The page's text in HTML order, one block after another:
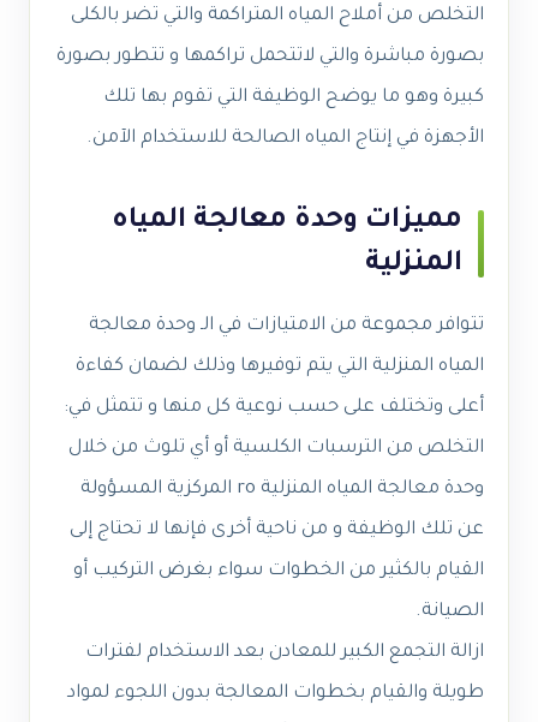
التخلص من أملاح المياه المتراكمة والتي تضر بالكلى
بصورة مباشرة والتي لاتتحمل تراكمها و تتطور بصورة
كبيرة وهو ما يوضح الوظيفة التي تقوم بها تلك
الأجهزة في إنتاج المياه الصالحة للاستخدام الآمن.
مميزات وحدة معالجة المياه
المنزلية
تتوافر مجموعة من الامتيازات في الـ وحدة معالجة
المياه المنزلية التي يتم توفيرها وذلك لضمان كفاءة
أعلى وتختلف على حسب نوعية كل منها و تتمثل في:
التخلص من الترسبات الكلسية أو أي تلوث من خلال
وحدة معالجة المياه المنزلية ro المركزية المسؤولة
عن تلك الوظيفة و من ناحية أخرى فإنها لا تحتاج إلى
القيام بالكثير من الخطوات سواء بغرض التركيب أو
الصيانة.
ازالة التجمع الكبير للمعادن بعد الاستخدام لفترات
طويلة والقيام بخطوات المعالجة بدون اللجوء لمواد